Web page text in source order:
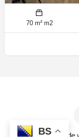
70 m² m2
© Made
BS